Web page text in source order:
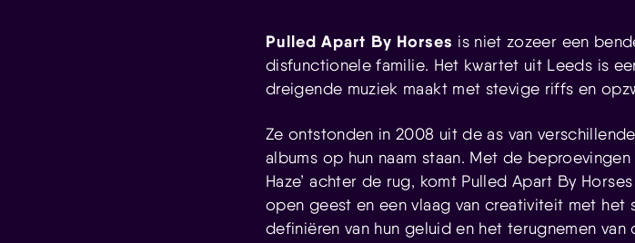
Pulled Apart By Horses is niet zozeer een
disfunctionele familie. Het kwartet uit Leeds is
dreigende muziek maakt met stevige riffs en
Ze ontstonden in 2008 uit de as van
albums op hun naam staan. Met de
Haze’ achter de rug, komt Pulled Apart By
open geest en een vlaag van creativiteit met het
definiëren van hun geluid en het terugnemen van